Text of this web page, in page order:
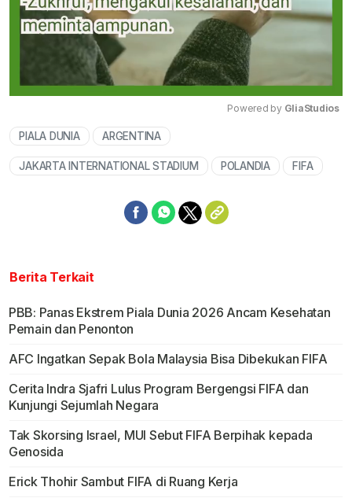
Powered by GliaStudios
PIALA DUNIA ARGENTINA
JAKARTA INTERNATIONAL STADIUM POLANDIA FIFA
Berita Terkait
PBB: Panas Ekstrem Piala Dunia 2026 Ancam Kesehatan
Pemain dan Penonton
AFC Ingatkan Sepak Bola Malaysia Bisa Dibekukan FIFA
Cerita Indra Sjafri Lulus Program Bergengsi FIFA dan
Kunjungi Sejumlah Negara
Tak Skorsing Israel, MUI Sebut FIFA Berpihak kepada
Genosida
Erick Thohir Sambut FIFA di Ruang Kerja